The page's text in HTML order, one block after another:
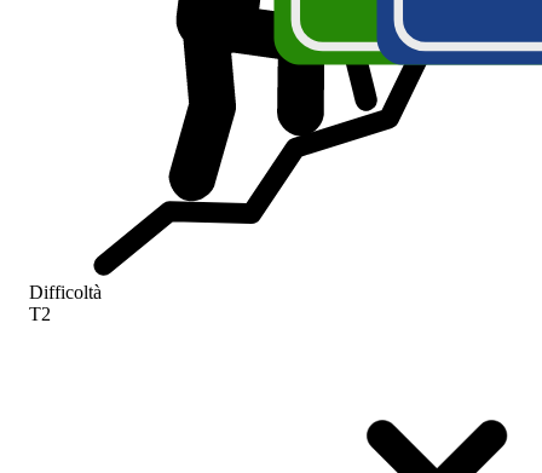
Difficoltà
T2